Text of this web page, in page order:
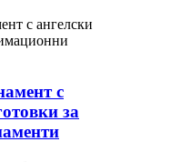
с
за